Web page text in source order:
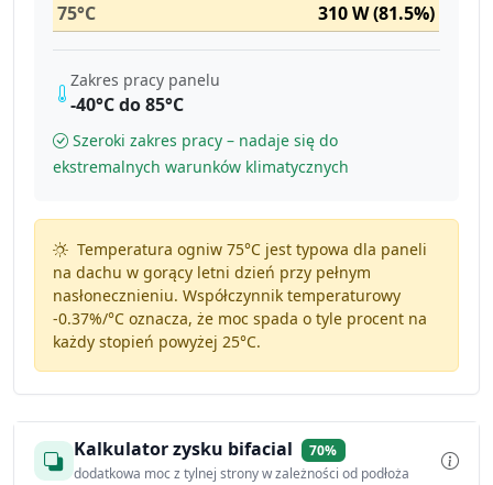
75°C
310 W (81.5%)
Zakres pracy panelu
-40°C do 85°C
Szeroki zakres pracy – nadaje się do
ekstremalnych warunków klimatycznych
Temperatura ogniw 75°C jest typowa dla paneli
na dachu w gorący letni dzień przy pełnym
nasłonecznieniu. Współczynnik temperaturowy
-0.37%/°Coznacza, że moc spada o tyle procent na
każdy stopień powyżej 25°C.
Kalkulator zysku bifacial
70%
dodatkowa moc z tylnej strony w zależności od podłoża